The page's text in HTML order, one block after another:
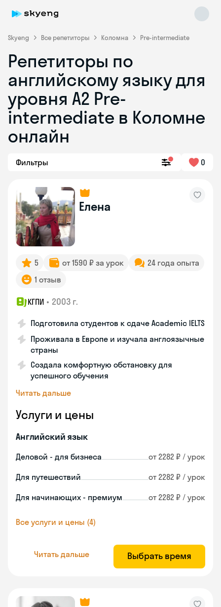
Skyeng Все репетиторы Коломна Pre-intermediate
Репетиторы по
английскому языку для
уровня A2 Pre-
intermediate в Коломне
онлайн
Фильтры 0
Елена
5 от 1590 ₽ за урок
24 года опыта
1 отзыв
КГПИ • 2003 г.
Подготовила студентов к сдаче Academic IELTS
Проживала в Европе и изучала англоязычные
страны
Создала комфортную обстановку для
успешного обучения
Читать дальше
Услуги и цены
Английский язык
Деловой - для бизнеса от 2282 ₽ / урок
Для путешествий от 2282 ₽ / урок
Для начинающих - премиум от 2282 ₽ / урок
Все услуги и цены (4)
Читать дальше Выбрать время
Skyeng Chat
online